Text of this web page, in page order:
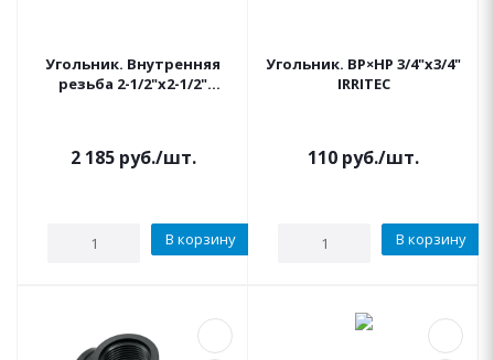
Угольник. Внутренняя
резьба 2-1/2"x2-1/2"
2 185руб./шт.
В корзину
Угольник. ВР×НР 3/4"x3/4"
IRRITEC
110 руб./шт.
В корзину